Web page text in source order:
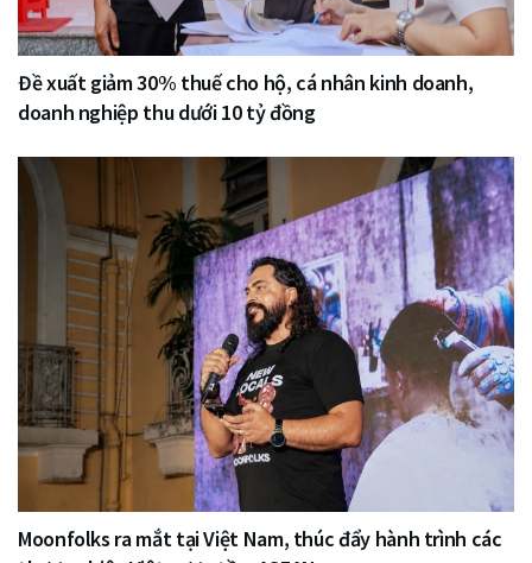
Đề xuất giảm 30% thuế cho hộ, cá nhân kinh doanh,
doanh nghiệp thu dưới 10 tỷ đồng
Moonfolks ra mắt tại Việt Nam, thúc đẩy hành trình các